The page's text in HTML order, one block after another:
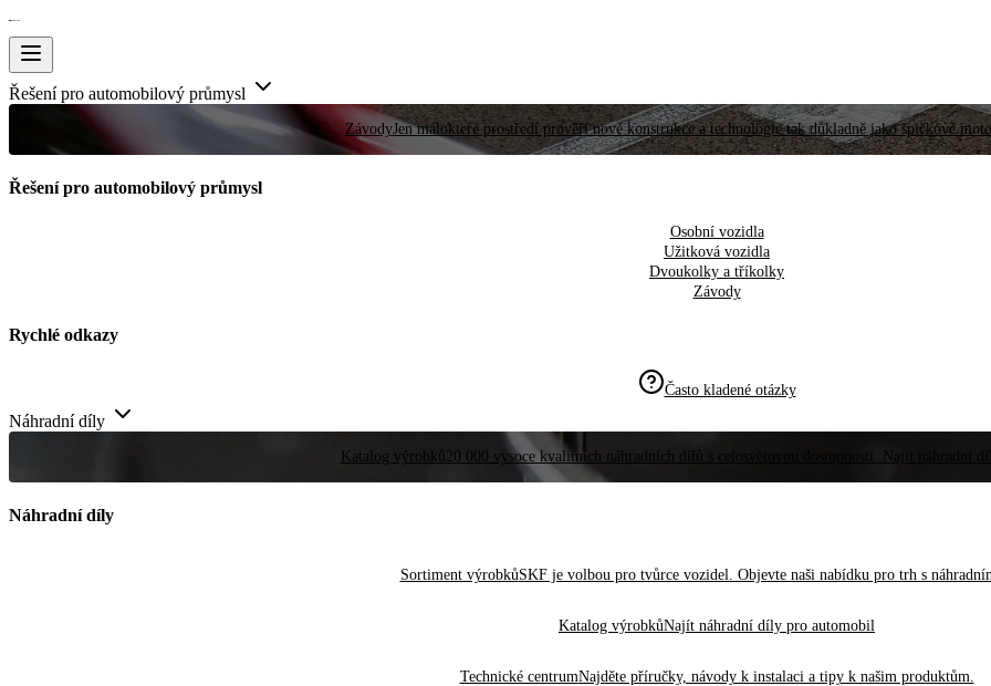
Řešení pro automobilový průmysl
ZávodyJen málokteré prostředí prověří nové konstrukce a technologie tak důkladně jako špičkové
Řešení pro automobilový průmysl
Osobní vozidla
Užitková vozidla
Dvoukolky a tříkolky
Závody
Rychlé odkazy
Často kladené otázky
Náhradní díly
Katalog výrobků20 000 vysoce kvalitních náhradních dílů s celosvětovou dostupností. Najít náhradní
Náhradní díly
Sortiment výrobkůSKF je volbou pro tvůrce vozidel. Objevte naši nabídku pro trh s
Katalog výrobkůNajít náhradní díly pro automobil
Technické centrumNajděte příručky, návody k instalaci a tipy k našim produktům.